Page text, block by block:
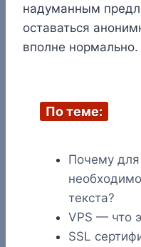
надуманным
оставаться
вполне нормально.
По теме:
Почему
текста?
VPS — что
SSL